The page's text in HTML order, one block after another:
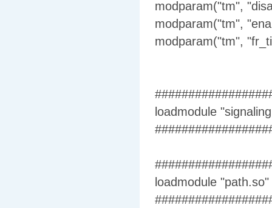
modparam("tm",
modparam("tm",
modparam("tm",
loadmodule
loadmodule "path.so"